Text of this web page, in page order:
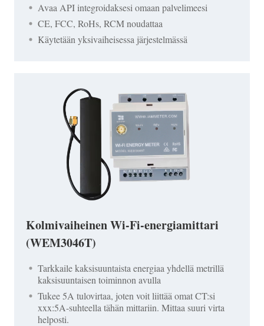
Avaa API integroidaksesi omaan palvelimeesi
CE, FCC, RoHs, RCM noudattaa
Käytetään yksivaiheisessa järjestelmässä
Kolmivaiheinen Wi-Fi-energiamittari
(WEM3046T)
Tarkkaile kaksisuuntaista energiaa yhdellä metrillä
kaksisuuntaisen toiminnon avulla
Tukee 5A tulovirtaa, joten voit liittää omat CT:si
xxx:5A-suhteella tähän mittariin. Mittaa suuri virta
helposti.